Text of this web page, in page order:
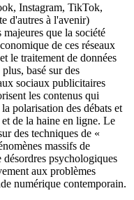
Instagram, TikTok,
d'autres à l'avenir)
que la société
de ces réseaux
le traitement de données
basé sur des
sociaux publicitaires
les contenus qui
polarisation des débats et
de la haine en ligne. Le
des techniques de «
massifs de
psychologiques
aux problèmes
numérique contemporain.